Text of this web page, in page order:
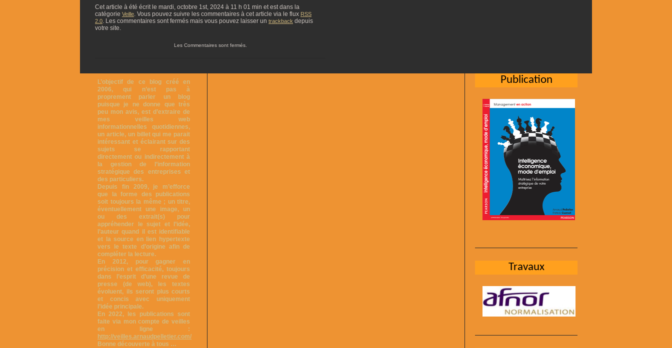
Cet article à été écrit le mardi, octobre 1st, 2024 à 11 h 01 min et est dans la
catégorie Veille. Vous pouvez suivre les commentaires à cet article via le flux RSS
2.0. Les commentaires sont fermés mais vous pouvez laisser un trackback depuis
votre site.
Les Commentaires sont fermés.
Publication
Travaux
L’objectif de ce blog créé en
2006, qui n’est pas à
proprement parler un blog
puisque je ne donne que très
peu mon avis, est d’extraire de
mes veilles web
informationnelles quotidiennes,
un article, un billet qui me parait
intéressant et éclairant sur des
sujets se rapportant
directement ou indirectement à
la gestion de l’information
stratégique des entreprises et
des particuliers.
Depuis fin 2009, je m’efforce
que la forme des publications
soit toujours la même ; un titre,
éventuellement une image, un
ou des extrait(s) pour
appréhender le sujet et l’idée,
l’auteur quand il est identifiable
et la source en lien hypertexte
vers le texte d’origine afin de
compléter la lecture.
En 2012, pour gagner en
précision et efficacité, toujours
dans l’esprit d’une revue de
presse (de web), les textes
évoluent, ils seront plus courts
et concis avec uniquement
l’idée principale.
En 2022, les publications sont
faite via mon compte de veilles
en ligne :
http://veilles.arnaudpelletier.com/
Bonne découverte à tous …